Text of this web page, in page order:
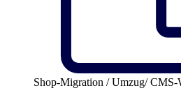
Shop-Migration / Umzug/ CMS-